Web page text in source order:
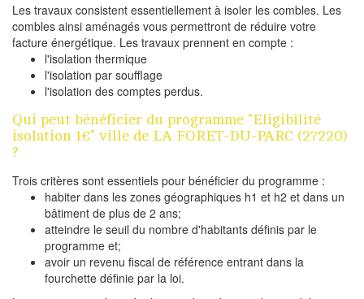
Les travaux consistent essentiellement à isoler les combles. Les
combles ainsi aménagés vous permettront de réduire votre
facture énergétique. Les travaux prennent en compte :
l'isolation thermique
l'isolation par soufflage
l'isolation des comptes perdus.
Qui peut bénéficier du programme "Eligibilité
isolation 1€" ville de LA FORET-DU-PARC (27220)
?
Trois critères sont essentiels pour bénéficier du programme :
habiter dans les zones géographiques h1 et h2 et dans un
bâtiment de plus de 2 ans;
atteindre le seuil du nombre d'habitants définis par le
programme et;
avoir un revenu fiscal de référence entrant dans la
fourchette définie par la loi.